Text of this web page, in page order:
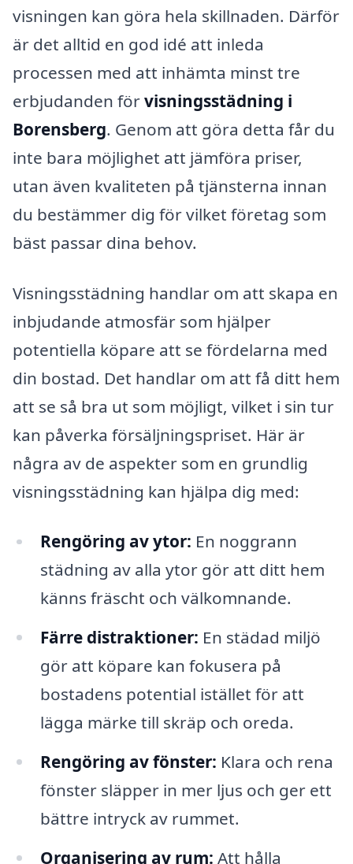
visningen kan göra hela skillnaden. Därför
är det alltid en god idé att inleda
processen med att inhämta minst tre
erbjudanden förvisningsstädning i
Borensberg. Genom att göra detta får du
inte bara möjlighet att jämföra priser,
utan även kvaliteten på tjänsterna innan
du bestämmer dig för vilket företag som
bäst passar dina behov.
Visningsstädning handlar om att skapa en
inbjudande atmosfär som hjälper
potentiella köpare att se fördelarna med
din bostad. Det handlar om att få ditt hem
att se så bra ut som möjligt, vilket i sin tur
kan påverka försäljningspriset. Här är
några av de aspekter som en grundlig
visningsstädning kan hjälpa dig med:
Rengöring av ytor: En noggrann
städning av alla ytor gör att ditt hem
känns fräscht och välkomnande.
Färre distraktioner: En städad miljö
gör att köpare kan fokusera på
bostadens potential istället för att
lägga märke till skräp och oreda.
Rengöring av fönster: Klara och rena
fönster släpper in mer ljus och ger ett
bättre intryck av rummet.
Organisering av rum: Att hålla